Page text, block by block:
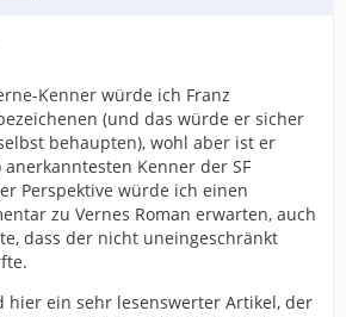
Kenner würde ich Franz
(und das würde er sicher
behaupten), wohl aber ist er
Kenner der SF
Perspektive würde ich einen
zu Vernes Roman erwarten, auch
dass der nicht uneingeschränkt
hier ein sehr lesenswerter Artikel, der